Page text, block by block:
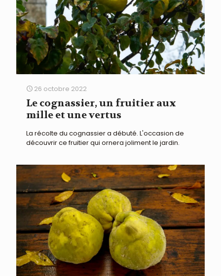
26 octobre 2022
Le cognassier, un fruitier aux
mille et une vertus
La récolte du cognassier a débuté. L'occasion de
découvrir ce fruitier qui ornera joliment le jardin.